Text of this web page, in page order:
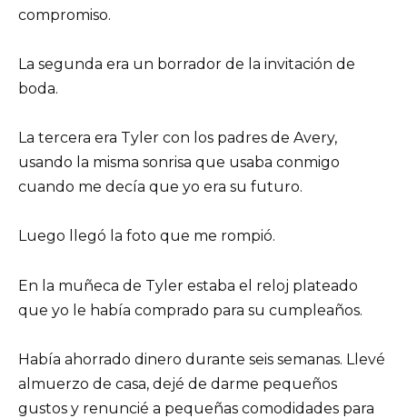
compromiso.
La segunda era un borrador de la invitación de
boda.
La tercera era Tyler con los padres de Avery,
usando la misma sonrisa que usaba conmigo
cuando me decía que yo era su futuro.
Luego llegó la foto que me rompió.
En la muñeca de Tyler estaba el reloj plateado
que yo le había comprado para su cumpleaños.
Había ahorrado dinero durante seis semanas. Llevé
almuerzo de casa, dejé de darme pequeños
gustos y renuncié a pequeñas comodidades para